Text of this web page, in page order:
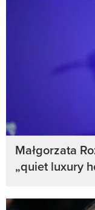
Małgorzata
„quiet luxury